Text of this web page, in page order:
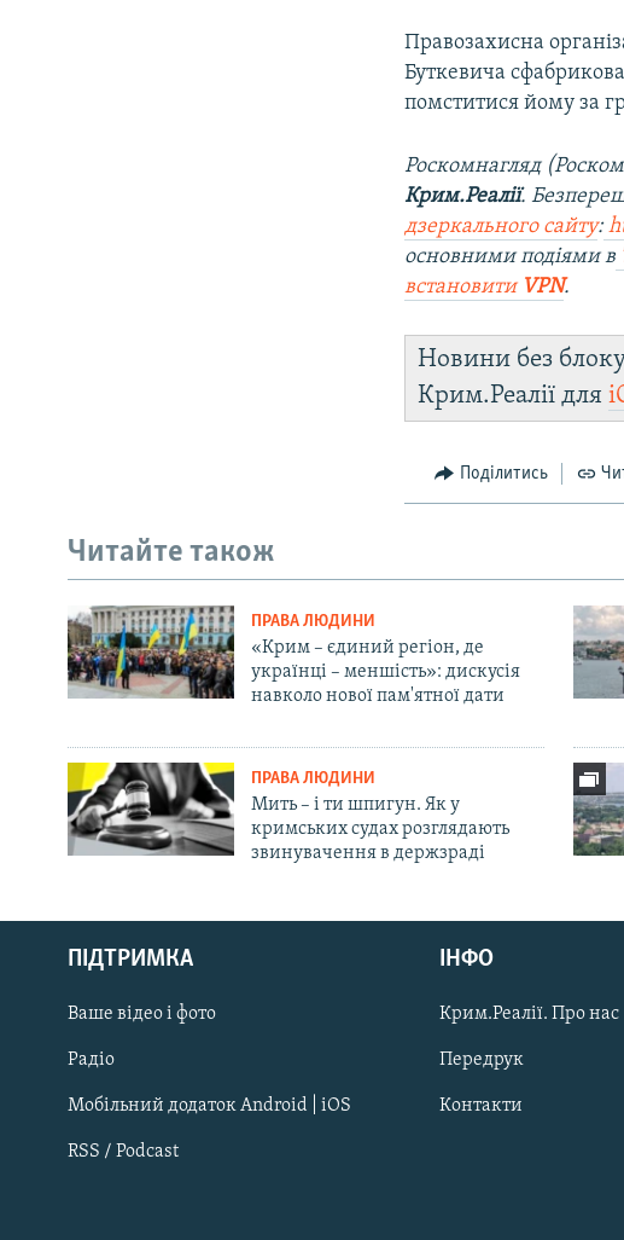
Русский
Qırımtatar
ДОЛУЧАЙСЯ!
Правозахисна
Буткевича
помститися йому за
Роскомнагляд
Крим.Реалії.
дзеркального сайту:
основними подіями в
встановити VPN.
Новини без
Крим.Реалії для
Поділитись
Читайте також
ПРАВА ЛЮДИНИ
«Крим – єдиний регіон, де
українці – меншість»: дискусія
навколо нової пам'ятної дати
ПРАВА ЛЮДИНИ
Мить – і ти шпигун. Як у
кримських судах розглядають
звинувачення в держзраді
ПІДТРИМКА
Ваше відео і фото
Радіо
Мобільний додаток Android | iOS
RSS / Podcast
ІНФО
Крим.Реалії. Про нас
Передрук
Контакти